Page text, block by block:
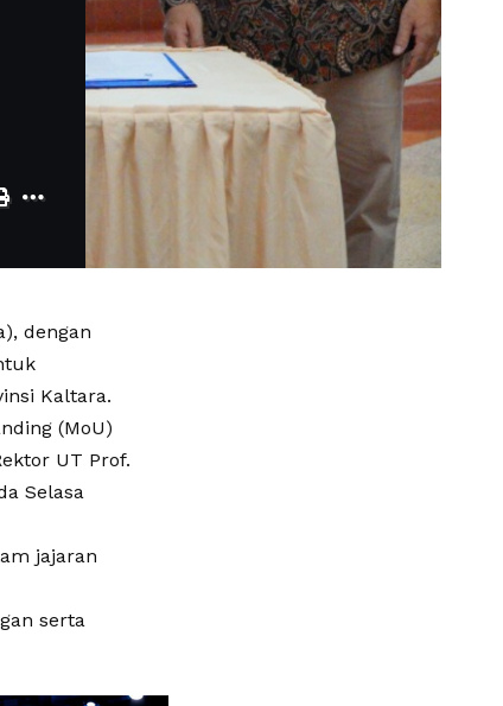
dengan
Kaltara.
(MoU)
UT Prof.
Selasa
jajaran
serta